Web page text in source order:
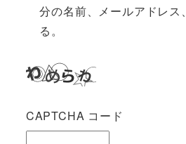
分の名前、メールアドレス
る。
CAPTCHA コード